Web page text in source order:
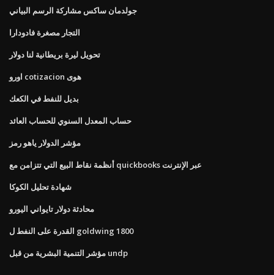
جولدمان ساكس مشاركة الرسم البياني
التجار مصغرة فادودارا
تحويل ليرة بريطانية لنا دولار
اورو cotizacion هوى
بديل للنفط في الكعك
حساب المعدل السنوي للحساب العائد
مؤشر الدولار ياهو رمز
أنظمة نقاط البيع التي تتزامن مع quickbooks عبر الإنترنت
شهادة تحليل الكوكا
محادثة دولار تايواني اليورو
القدرة على النفط ل goldwing 1800
مؤشر التنمية البشرية من قبل undp